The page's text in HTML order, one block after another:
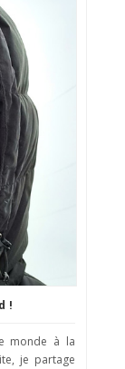
!
monde à la
je partage